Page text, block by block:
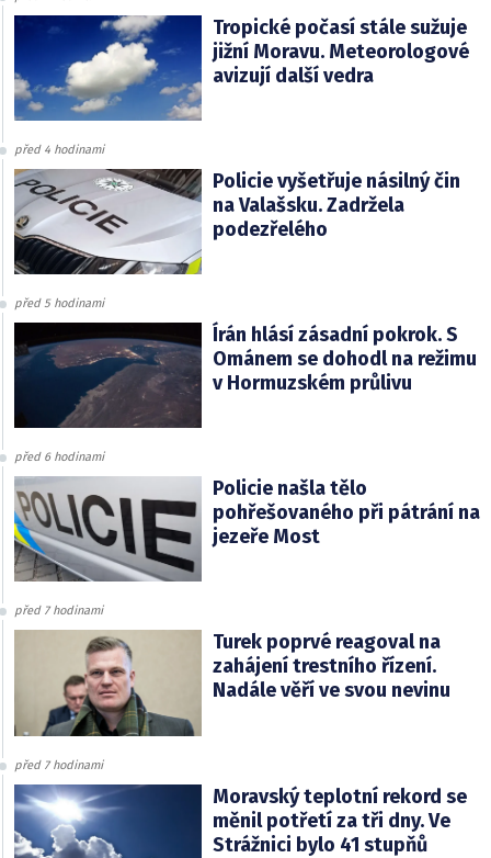
Tropické počasí stále sužuje
jižní Moravu. Meteorologové
avizují další vedra
před 4 hodinami
Policie vyšetřuje násilný čin
na Valašsku. Zadržela
podezřelého
před 5 hodinami
Írán hlásí zásadní pokrok. S
Ománem se dohodl na režimu
v Hormuzském průlivu
před 6 hodinami
Policie našla tělo
pohřešovaného při pátrání na
jezeře Most
před 7 hodinami
Turek poprvé reagoval na
zahájení trestního řízení.
Nadále věří ve svou nevinu
před 7 hodinami
Moravský teplotní rekord se
měnil potřetí za tři dny. Ve
Strážnici bylo 41 stupňů